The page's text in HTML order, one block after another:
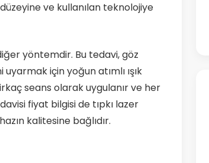
ve kullanılan teknolojiye
yöntemdir. Bu tedavi, göz
için yoğun atımlı ışık
seans olarak uygulanır ve her
fiyat bilgisi de tıpkı lazer
kalitesine bağlıdır.